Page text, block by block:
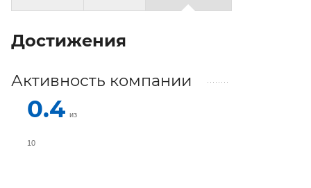
Достижения
Активность компании
0.4 из
10